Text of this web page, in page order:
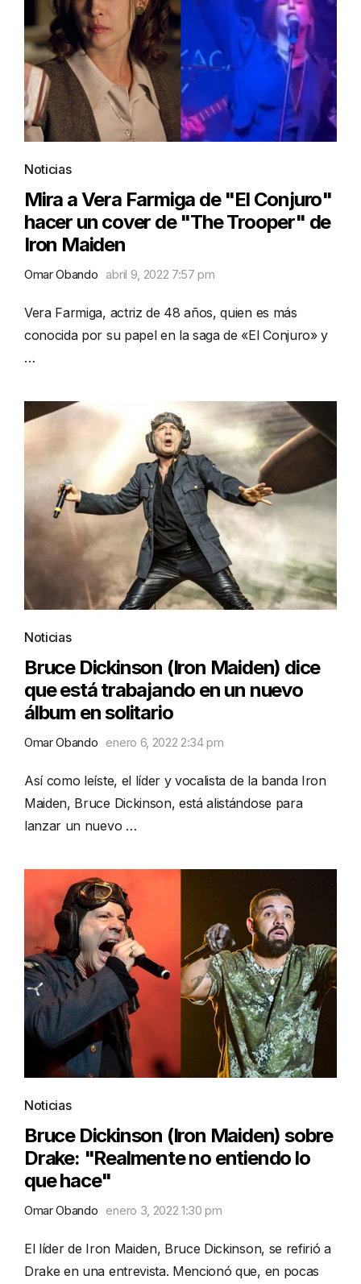
Noticias
Mira a Vera Farmiga de "El Conjuro"
hacer un cover de "The Trooper" de
Iron Maiden
Omar Obando abril 9, 2022 7:57 pm
Vera Farmiga, actriz de 48 años, quien es más
conocida por su papel en la saga de «El Conjuro» y
…
Noticias
Bruce Dickinson (Iron Maiden) dice
que está trabajando en un nuevo
álbum en solitario
Omar Obando enero 6, 2022 2:34 pm
Así como leíste, el líder y vocalista de la banda Iron
Maiden, Bruce Dickinson, está alistándose para
lanzar un nuevo …
Noticias
Bruce Dickinson (Iron Maiden) sobre
Drake: "Realmente no entiendo lo
que hace"
Omar Obando enero 3, 2022 1:30 pm
El líder de Iron Maiden, Bruce Dickinson, se refirió a
Drake en una entrevista. Mencionó que, en pocas